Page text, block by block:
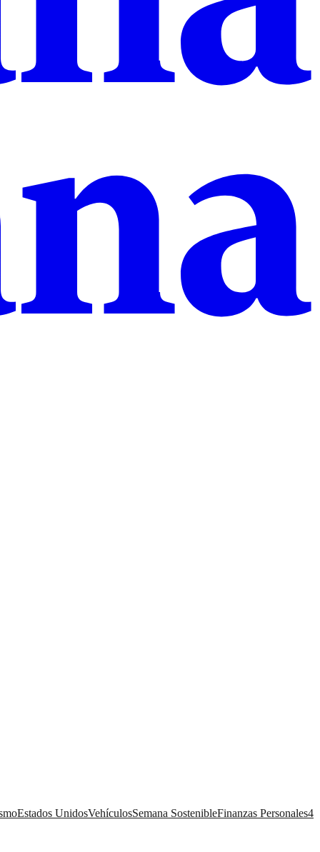
Estados UnidosVehículosSemana SostenibleFinanzas Personales4